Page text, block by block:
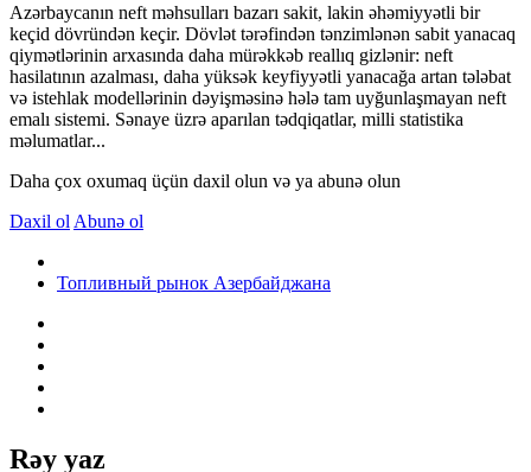
Azərbaycanın neft məhsulları bazarı sakit, lakin əhəmiyyətli bir
keçid dövründən keçir. Dövlət tərəfindən tənzimlənən sabit yanacaq
qiymətlərinin arxasında daha mürəkkəb reallıq gizlənir: neft
hasilatının azalması, daha yüksək keyfiyyətli yanacağa artan tələbat
və istehlak modellərinin dəyişməsinə hələ tam uyğunlaşmayan neft
emalı sistemi. Sənaye üzrə aparılan tədqiqatlar, milli statistika
məlumatlar...
Daha çox oxumaq üçün daxil olun və ya abunə olun
Daxil ol Abunə ol
Топливный рынок Азербайджана
Rəy yaz